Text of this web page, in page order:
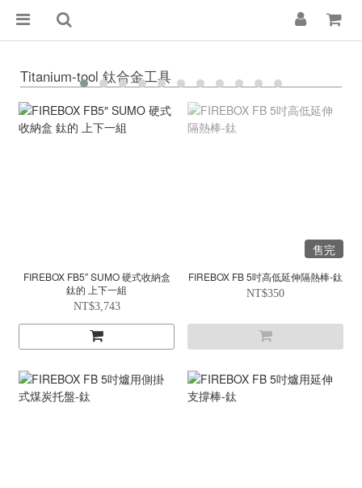
Titanium-tool 鈦合金工具
FIREBOX FB5″ SUMO 硬式收納盒
鈦的 上下一組
NT$3,743
售完
FIREBOX FB 5吋高低延伸隔熱棒-鈦
NT$350